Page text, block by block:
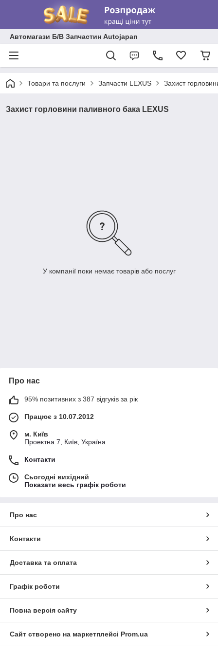
Автомагази Б/В Запчастин Autojapan
Товари та послуги Запчасти LEXUS Захист
Захист горловини паливного бака LEXUS
У компанії поки немає товарів або послуг
Про нас
95% позитивних з 387 відгуків за рік
Працює з 10.07.2012
м. Київ
Проектна 7, Київ, Україна
Контакти
Сьогодні вихідний
Показати весь графік роботи
Про нас
Контакти
Доставка та оплата
Графік роботи
Повна версія сайту
Сайт створено на маркетплейсі Prom.ua